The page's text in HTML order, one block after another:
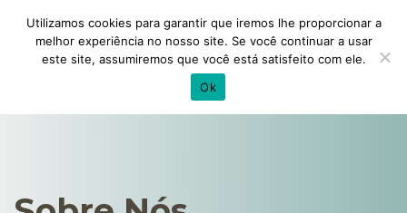
Utilizamos cookies para garantir que iremos lhe proporcionar a
melhor experiência no nosso site. Se você continuar a usar
este site, assumiremos que você está satisfeito com ele.
Ok